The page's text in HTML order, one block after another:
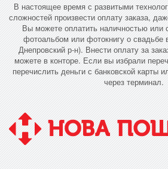
В настоящее время с развитыми
сложностей произвести оплату заказа,
Вы можете оплатить наличностью или
фотоальбом или фотокнигу о свадьбе
Днепровский р-н). Внести оплату за
можете в конторе. Если вы избрали
перечислить деньги с банковской карты
через терминал.